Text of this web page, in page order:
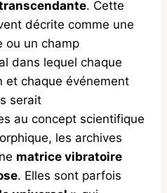
. Cette
décrite comme une
ou un champ
dans lequel chaque
et chaque événement
serait
au concept scientifique
les archives
matrice vibratoire
. Elles sont parfois